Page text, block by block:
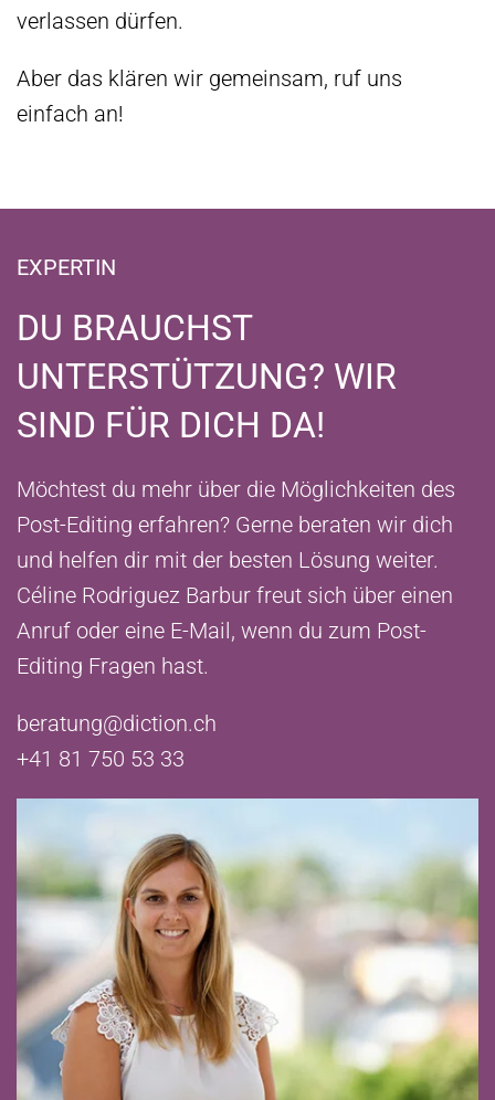
verlassen dürfen.
Aber das klären wir gemeinsam, ruf uns
einfach an!
EXPERTIN
DU BRAUCHST
UNTERSTÜTZUNG? WIR
SIND FÜR DICH DA!
Möchtest du mehr über die Möglichkeiten des
Post-Editing erfahren? Gerne beraten wir dich
und helfen dir mit der besten Lösung weiter.
Céline Rodriguez Barbur freut sich über einen
Anruf oder eine E-Mail, wenn du zum Post-
Editing Fragen hast.
beratung@diction.ch
+41 81 750 53 33